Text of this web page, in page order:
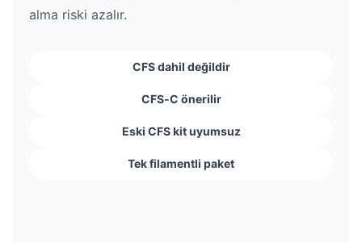
alma riski azalır.
CFS dahil değildir
CFS‑C önerilir
Eski CFS kit uyumsuz
Tek filamentli paket